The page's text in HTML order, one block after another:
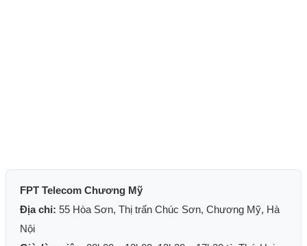
FPT Telecom Chương Mỹ
Địa chỉ: 55 Hòa Sơn, Thị trấn Chúc Sơn, Chương Mỹ, Hà
Nội